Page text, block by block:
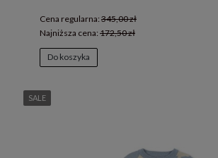
Cena regularna: 345,00 zł
Najniższa cena: 172,50 zł
Do koszyka
SALE